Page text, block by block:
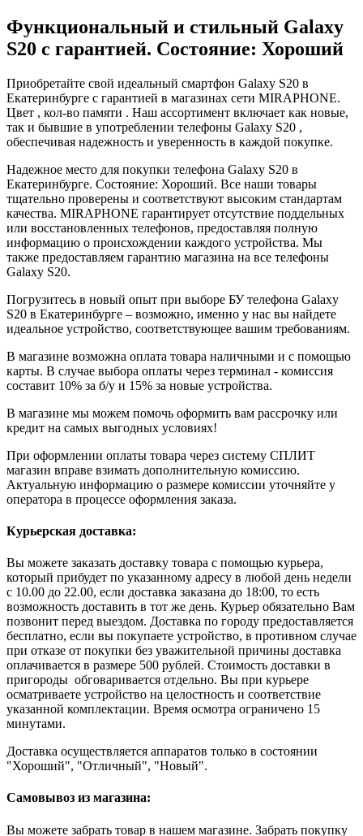
Функциональный и стильный Galaxy
S20 с гарантией. Состояние: Хороший
Приобретайте свой идеальный смартфон Galaxy S20 в
Екатеринбурге с гарантией в магазинах сети MIRAPHONE.
Цвет , кол-во памяти . Наш ассортимент включает как новые,
так и бывшие в употреблении телефоны Galaxy S20 ,
обеспечивая надежность и уверенность в каждой покупке.
Надежное место для покупки телефона Galaxy S20 в
Екатеринбурге. Состояние: Хороший. Все наши товары
тщательно проверены и соответствуют высоким стандартам
качества. MIRAPHONE гарантирует отсутствие поддельных
или восстановленных телефонов, предоставляя полную
информацию о происхождении каждого устройства. Мы
также предоставляем гарантию магазина на все телефоны
Galaxy S20.
Погрузитесь в новый опыт при выборе БУ телефона Galaxy
S20 в Екатеринбурге – возможно, именно у нас вы найдете
идеальное устройство, соответствующее вашим требованиям.
В магазине возможна оплата товара наличными и с помощью
карты. В случае выбора оплаты через терминал - комиссия
составит 10% за б/у и 15% за новые устройства.
В магазине мы можем помочь оформить вам рассрочку или
кредит на самых выгодных условиях!
При оформлении оплаты товара через систему СПЛИТ
магазин вправе взимать дополнительную комиссию.
Актуальную информацию о размере комиссии уточняйте у
оператора в процессе оформления заказа.
Курьерская доставка:
Вы можете заказать доставку товара с помощью курьера,
который прибудет по указанному адресу в любой день недели
с 10.00 до 22.00, если доставка заказана до 18:00, то есть
возможность доставить в тот же день. Курьер обязательно Вам
позвонит перед выездом. Доставка по городу предоставляется
бесплатно, если вы покупаете устройство, в противном случае
при отказе от покупки без уважительной причины доставка
оплачивается в размере 500 рублей. Стоимость доставки в
пригороды обговаривается отдельно. Вы при курьере
осматриваете устройство на целостность и соответствие
указанной комплектации. Время осмотра ограничено 15
минутами.
Доставка осуществляется аппаратов только в состоянии
"Хороший", "Отличный", "Новый".
Самовывоз из магазина:
Вы можете забрать товар в нашем магазине. Забрать покупку